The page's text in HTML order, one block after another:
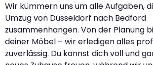
Wir kümmern uns um alle Aufgaben,
Umzug von Düsseldorf nach Bedford
zusammenhängen. Von der Planung
deiner Möbel – wir erledigen alles
zuverlässig. Du kannst dich voll und